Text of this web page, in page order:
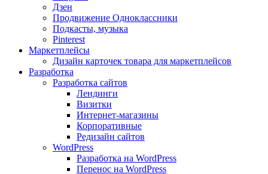
Дзен
Продвижение Одноклассники
Подкасты, музыка
Pinterest
Маркетплейсы
Дизайн карточек товара для маркетплейсов
Разработка
Разработка сайтов
Лендинги
Визитки
Интернет-магазины
Корпоративные
Редизайн сайтов
WordPress
Разработка на WordPress
Перенос на WordPress